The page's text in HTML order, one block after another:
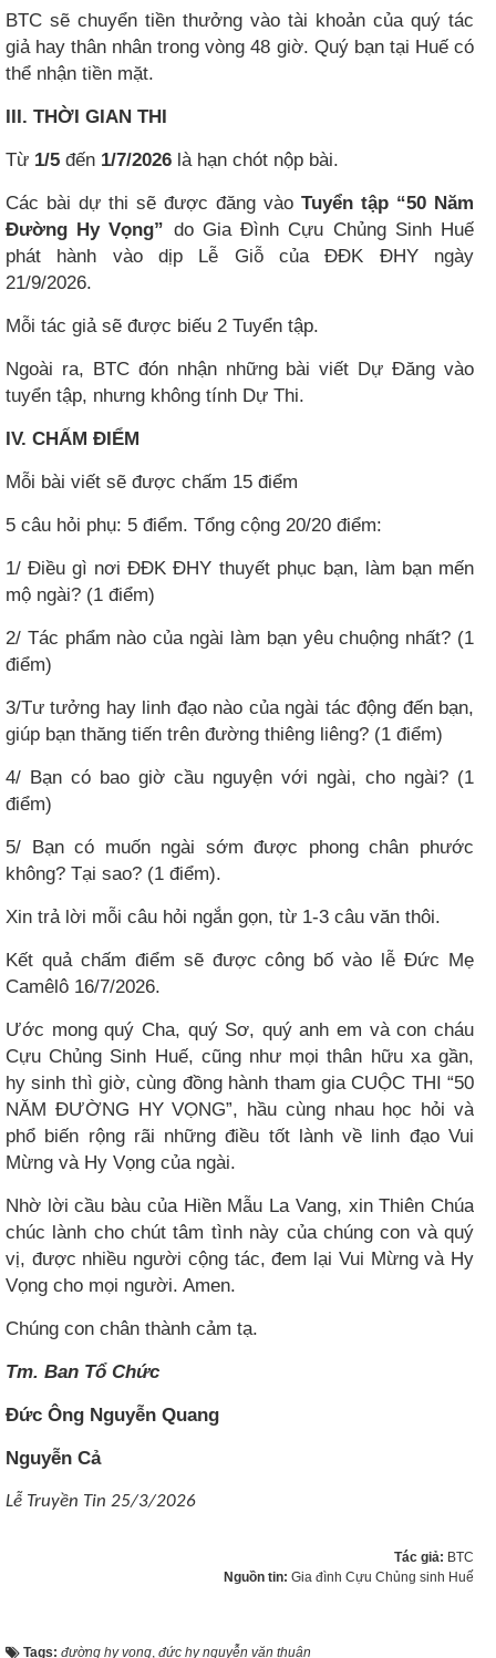
BTC sẽ chuyển tiền thưởng vào tài khoản của quý tác
giả hay thân nhân trong vòng 48 giờ. Quý bạn tại Huế có
thể nhận tiền mặt.
III. THỜI GIAN THI
Từ 1/5 đến 1/7/2026 là hạn chót nộp bài.
Các bài dự thi sẽ được đăng vào Tuyển tập “50 Năm
Đường Hy Vọng” do Gia Đình Cựu Chủng Sinh Huế
phát hành vào dịp Lễ Giỗ của ĐĐK ĐHY ngày
21/9/2026.
Mỗi tác giả sẽ được biếu 2 Tuyển tập.
Ngoài ra, BTC đón nhận những bài viết Dự Đăng vào
tuyển tập, nhưng không tính Dự Thi.
IV. CHẤM ĐIỂM
Mỗi bài viết sẽ được chấm 15 điểm
5 câu hỏi phụ: 5 điểm. Tổng cộng 20/20 điểm:
1/ Điều gì nơi ĐĐK ĐHY thuyết phục bạn, làm bạn mến
mộ ngài? (1 điểm)
2/ Tác phẩm nào của ngài làm bạn yêu chuộng nhất? (1
điểm)
3/Tư tưởng hay linh đạo nào của ngài tác động đến bạn,
giúp bạn thăng tiến trên đường thiêng liêng? (1 điểm)
4/ Bạn có bao giờ cầu nguyện với ngài, cho ngài? (1
điểm)
5/ Bạn có muốn ngài sớm được phong chân phước
không? Tại sao? (1 điểm).
Xin trả lời mỗi câu hỏi ngắn gọn, từ 1-3 câu văn thôi.
Kết quả chấm điểm sẽ được công bố vào lễ Đức Mẹ
Camêlô 16/7/2026.
Ước mong quý Cha, quý Sơ, quý anh em và con cháu
Cựu Chủng Sinh Huế, cũng như mọi thân hữu xa gần,
hy sinh thì giờ, cùng đồng hành tham gia CUỘC THI “50
NĂM ĐƯỜNG HY VỌNG”, hầu cùng nhau học hỏi và
phổ biến rộng rãi những điều tốt lành về linh đạo Vui
Mừng và Hy Vọng của ngài.
Nhờ lời cầu bàu của Hiền Mẫu La Vang, xin Thiên Chúa
chúc lành cho chút tâm tình này của chúng con và quý
vị, được nhiều người cộng tác, đem lại Vui Mừng và Hy
Vọng cho mọi người. Amen.
Chúng con chân thành cảm tạ.
Tm. Ban Tổ Chức
Đức Ông Nguyễn Quang
Nguyễn Cả
Lễ Truyền Tin 25/3/2026
Tác giả: BTC
Nguồn tin: Gia đình Cựu Chủng sinh Huế
Tags: đường hy vọng, đức hy nguyễn văn thuận